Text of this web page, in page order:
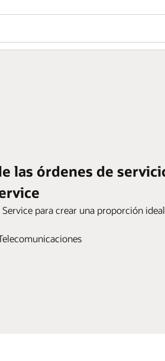
las órdenes de
para crear una proporción